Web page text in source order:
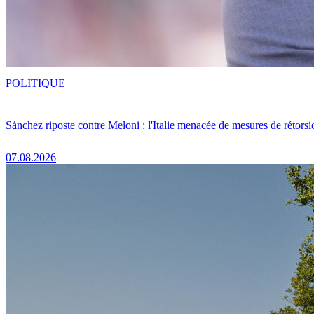
Sánchez riposte contre Meloni : l'Italie menacée de mesures de
07.08.2026
POLITIQUE